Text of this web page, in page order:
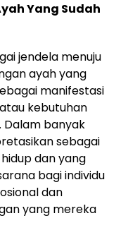
Yang Sudah
jendela menuju
ayah yang
manifestasi
kebutuhan
banyak
sebagai
dan yang
bagi individu
dan
yang mereka